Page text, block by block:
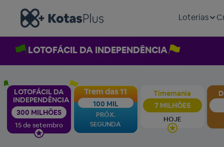
Loterias
LOTOFÁCIL DA INDEPENDÊNCIA
LOTOFÁCIL DA
INDEPENDÊNCIA
300 MILHÕES
15 de setembro
Trem das 11
100 MIL
PRÓX.
SEGUNDA
Timemania
7 MILHÕES
HOJE